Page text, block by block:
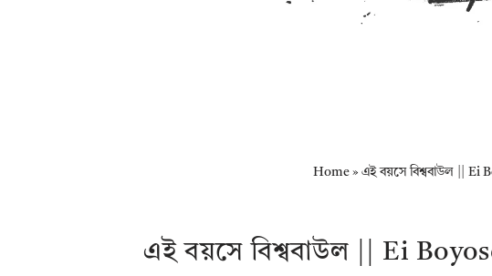
Home » এই বয়সে বিশ্ববাউল || Ei
এই বয়সে বিশ্ববাউল || Ei